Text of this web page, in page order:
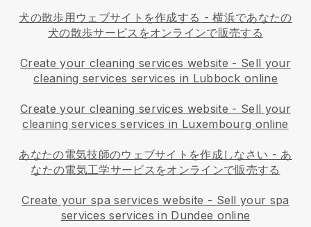
犬の散歩用ウェブサイトを作成する -横浜であなたの
犬の散歩サービスをオンラインで販売する
Create your cleaning services website - Sell your
cleaning services services in Lubbock online
Create your cleaning services website - Sell your
cleaning services services in Luxembourg online
あなたの電気技師のウェブサイトを作成しなさい - あ
なたの電気工学サービスをオンラインで販売する
Create your spa services website - Sell your spa
services services in Dundee online